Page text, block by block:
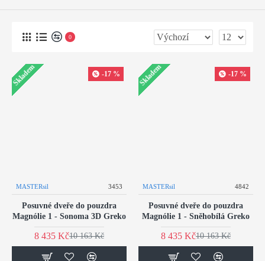
0
Skladem -17 %
MASTERsil 3453
Posuvné dveře do pouzdra
Magnólie 1 - Sonoma 3D Greko
8 435 Kč10 163 Kč
Skladem -17 %
MASTERsil 4842
Posuvné dveře do pouzdra
Magnólie 1 - Sněhobílá Greko
8 435 Kč10 163 Kč